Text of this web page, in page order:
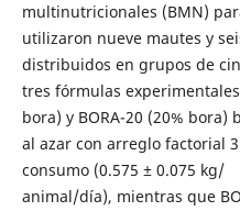
multinutricionales (BMN)
utilizaron nueve mautes y
distribuidos en grupos de
tres fórmulas
bora) y BORA-20 (20%
al azar con arreglo factorial
consumo (0.575 ± 0.075 kg/
animal/día), mientras que